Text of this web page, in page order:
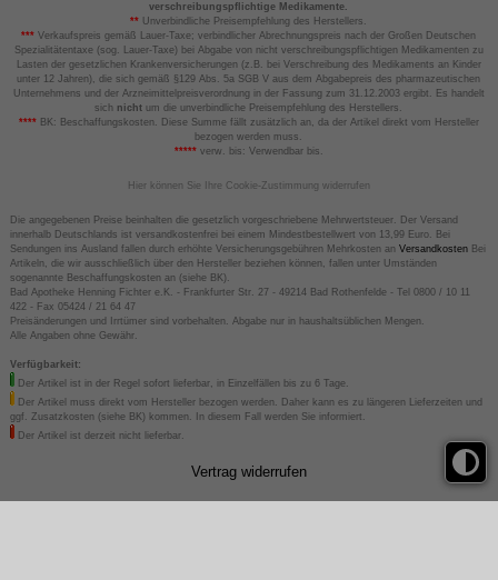
verschreibungspflichtige Medikamente.
** Unverbindliche Preisempfehlung des Herstellers.
*** Verkaufspreis gemäß Lauer-Taxe; verbindlicher Abrechnungspreis nach der Großen Deutschen
Spezialitätentaxe (sog. Lauer-Taxe) bei Abgabe von nicht verschreibungspflichtigen Medikamenten zu
Lasten der gesetzlichen Krankenversicherungen (z.B. bei Verschreibung des Medikaments an Kinder
unter 12 Jahren), die sich gemäß §129 Abs. 5a SGB V aus dem Abgabepreis des pharmazeutischen
Unternehmens und der Arzneimittelpreisverordnung in der Fassung zum 31.12.2003 ergibt. Es handelt
sich nicht um die unverbindliche Preisempfehlung des Herstellers.
****BK: Beschaffungskosten. Diese Summe fällt zusätzlich an, da der Artikel direkt vom Hersteller
bezogen werden muss.
*****verw. bis: Verwendbar bis.
Hier können Sie Ihre Cookie-Zustimmung widerrufen
Die angegebenen Preise beinhalten die gesetzlich vorgeschriebene Mehrwertsteuer. Der Versand
innerhalb Deutschlands ist versandkostenfrei bei einem Mindestbestellwert von 13,99 Euro. Bei
Sendungen ins Ausland fallen durch erhöhte Versicherungsgebühren Mehrkosten an VersandkostenBei
Artikeln, die wir ausschließlich über den Hersteller beziehen können, fallen unter Umständen
sogenannte Beschaffungskosten an (siehe BK).
Bad Apotheke Henning Fichter e.K. - Frankfurter Str. 27 - 49214 Bad Rothenfelde - Tel 0800 / 10 11
422 - Fax 05424 / 21 64 47
Preisänderungen und Irrtümer sind vorbehalten. Abgabe nur in haushaltsüblichen Mengen.
Alle Angaben ohne Gewähr.
Verfügbarkeit:
Der Artikel ist in der Regel sofort lieferbar, in Einzelfällen bis zu 6 Tage.
Der Artikel muss direkt vom Hersteller bezogen werden. Daher kann es zu längeren Lieferzeiten und
ggf. Zusatzkosten (siehe BK) kommen. In diesem Fall werden Sie informiert.
Der Artikel ist derzeit nicht lieferbar.
Vertrag widerrufen